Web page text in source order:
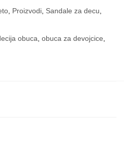
Proizvodi Sandale za decu
obuca obuca za devojcice